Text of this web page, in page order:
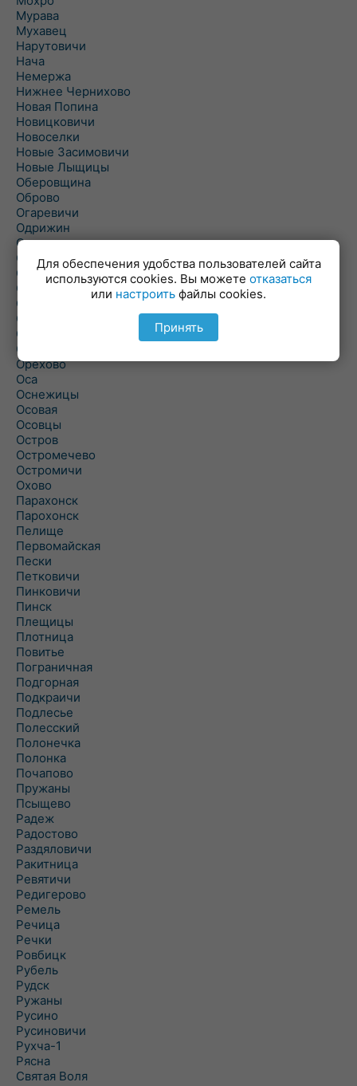
Мурава
Мухавец
Нарутовичи
Нача
Немержа
Нижнее Чернихово
Новая Попина
Новицковичи
Новоселки
Новые Засимовичи
Новые Лыщицы
Оберовщина
Оброво
Огаревичи
Одрижин
Оздамичи
Озяты
Олтуш
Ольманы
Ольпень
Ольшаны
Омельная
Ополь
Орехово
Оса
Оснежицы
Осовая
Осовцы
Остров
Остромечево
Остромичи
Охово
Парахонск
Парохонск
Пелище
Первомайская
Пески
Петковичи
Пинковичи
Пинск
Плещицы
Плотница
Повитье
Пограничная
Подгорная
Подкраичи
Подлесье
Полесский
Полонечка
Полонка
Почапово
Пружаны
Псыщево
Радеж
Радостово
Раздяловичи
Ракитница
Ревятичи
Редигерово
Ремель
Речица
Речки
Ровбицк
Рубель
Рудск
Ружаны
Русино
Русиновичи
Рухча-1
Рясна
Святая Воля
Для обеспечения удобства пользователей сайта
используются cookies. Вы можете отказаться
или настроить файлы cookies.
Принять